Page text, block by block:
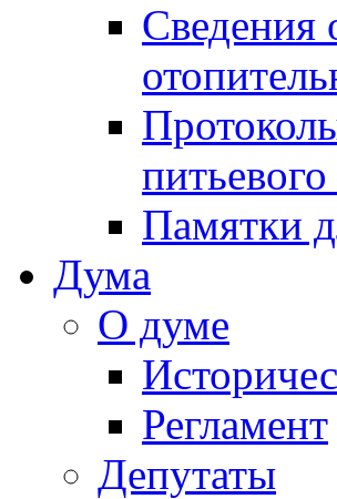
Сведения
Памятки
Дума
О думе
Регламент
Депутаты